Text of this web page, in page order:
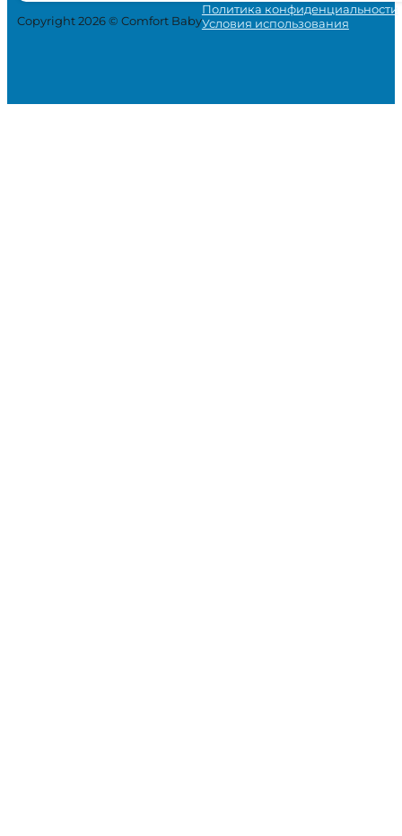
Copyright 2026 © Comfort Baby
Политика конфиденциальности
Условия использования